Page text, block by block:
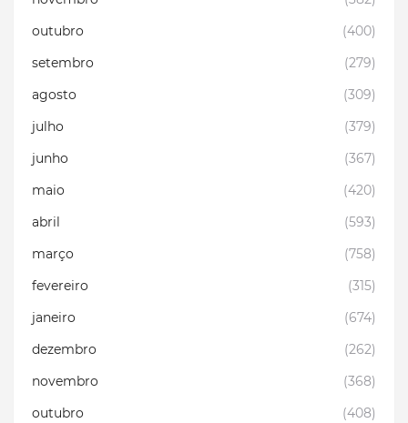
outubro
(400)
setembro
(279)
agosto
(309)
julho
(379)
junho
(367)
maio
(420)
abril
(593)
março
(758)
fevereiro
(315)
janeiro
(674)
dezembro
(262)
novembro
(368)
outubro
(408)